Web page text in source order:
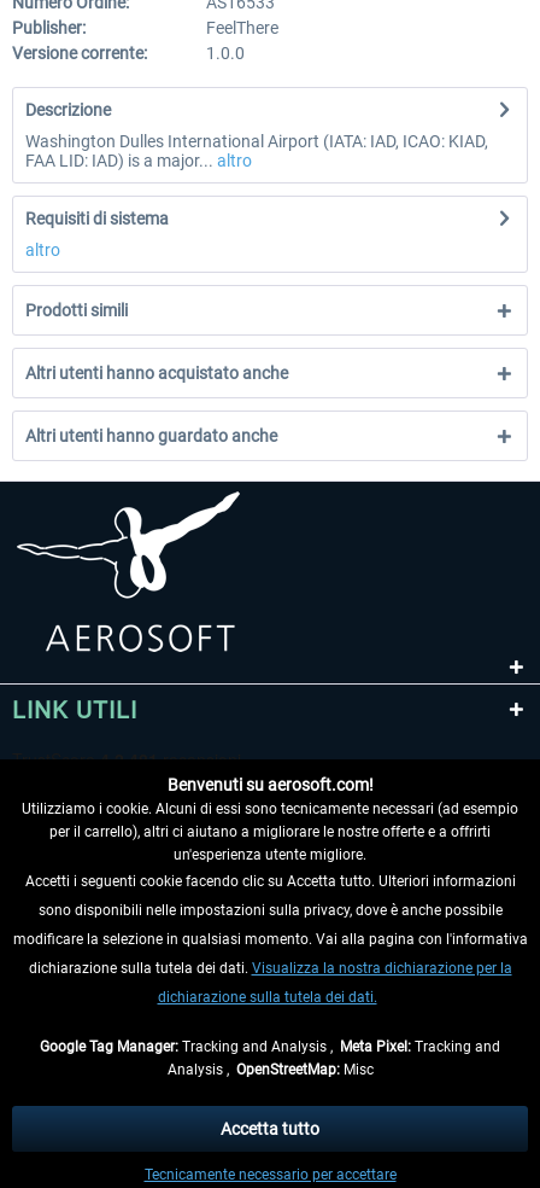
Publisher:
FeelThere
Versione corrente:
1.0.0
Descrizione
Washington Dulles International Airport (IATA: IAD, ICAO: KIAD,
FAA LID: IAD) is a major... altro
Requisiti di sistema
altro
Prodotti simili
Altri utenti hanno acquistato anche
Altri utenti hanno guardato anche
LINK UTILI
RECEDERE DAL CONTRATTO
INFORMAZIONI
eventualmente le spese di spedizione, se non diversamente descritto.
** Riguarda le spedizioni al di fuori della Germania, i tempi di consegna per le
altre nazioni sono disponibili nelleinformazioni di spedizione
Benvenuti su aerosoft.com!
Utilizziamo i cookie. Alcuni di essi sono tecnicamente necessari (ad esempio
per il carrello), altri ci aiutano a migliorare le nostre offerte e a offrirti
un'esperienza utente migliore.
Accetti i seguenti cookie facendo clic su Accetta tutto. Ulteriori informazioni
sono disponibili nelle impostazioni sulla privacy, dove è anche possibile
modificare la selezione in qualsiasi momento. Vai alla pagina con l'informativa
dichiarazione sulla tutela dei dati. Visualizza la nostra dichiarazione per la
dichiarazione sulla tutela dei dati.
Google Tag Manager: Tracking and Analysis , Meta Pixel: Tracking and
Analysis , OpenStreetMap:Misc
Tecnicamente necessario per accettare
Accetta tutto